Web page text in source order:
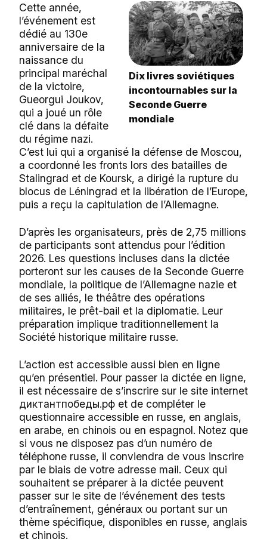
Dix livres soviétiques
incontournables sur la
Seconde Guerre
mondiale
Cette année,
l’événement est
dédié au 130e
anniversaire de la
naissance du
principal maréchal
de la victoire,
Gueorgui Joukov,
qui a joué un rôle
clé dans la défaite
du régime nazi.
C’est lui qui a organisé la défense de Moscou,
a coordonné les fronts lors des batailles de
Stalingrad et de Koursk, a dirigé la rupture du
blocus de Léningrad et la libération de l’Europe,
puis a reçu la capitulation de l’Allemagne.
D’après les organisateurs, près de 2,75 millions
de participants sont attendus pour l’édition
2026. Les questions incluses dans la dictée
porteront sur les causes de la Seconde Guerre
mondiale, la politique de l’Allemagne nazie et
de ses alliés, le théâtre des opérations
militaires, le prêt-bail et la diplomatie. Leur
préparation implique traditionnellement la
Société historique militaire russe.
L’action est accessible aussi bien en ligne
qu’en présentiel. Pour passer la dictée en ligne,
il est nécessaire de s’inscrire sur le site internet
диктантпобеды.рф et de compléter le
questionnaire accessible en russe, en anglais,
en arabe, en chinois ou en espagnol. Notez que
si vous ne disposez pas d’un numéro de
téléphone russe, il conviendra de vous inscrire
par le biais de votre adresse mail. Ceux qui
souhaitent se préparer à la dictée peuvent
passer sur le site de l’événement des tests
d’entraînement, généraux ou portant sur un
thème spécifique, disponibles en russe, anglais
et chinois.